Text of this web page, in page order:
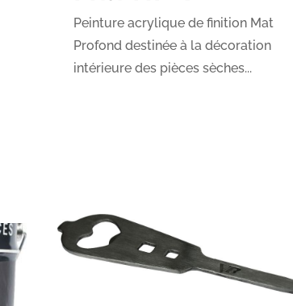
Peinture acrylique de finition Mat
Profond destinée à la décoration
intérieure des pièces sèches...